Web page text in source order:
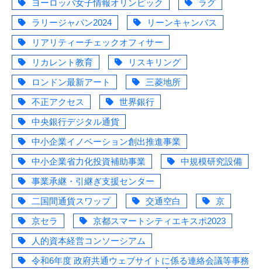
ヨーロッパ女子情報オリンピック
ラグ
ラリージャパン2024
リーンキャンバス
リアリティーチェックオフィサー
リカレント教育
リスキリング
ロンドン最新アート
三菱地所
不正アクセス
世界銀行
中央銀行デジタル通貨
中小企業イノベーション創出推進事業
中小企業省力化投資補助事業
中規模研究設備
事業承継・引継ぎ支援センター
二国間通貨スワップ
交通空白
京
京セラ
京都スマートシティエキスポ2023
人的資本経営コンソーシアム
令和6年度 政府共通ウェブサイトに係る連絡会議等事務